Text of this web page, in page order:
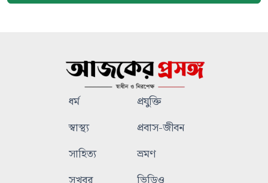
ধর্ম
প্রযুক্তি
স্বাস্থ্য
প্রবাস-জীবন
সাহিত্য
ভ্রমণ